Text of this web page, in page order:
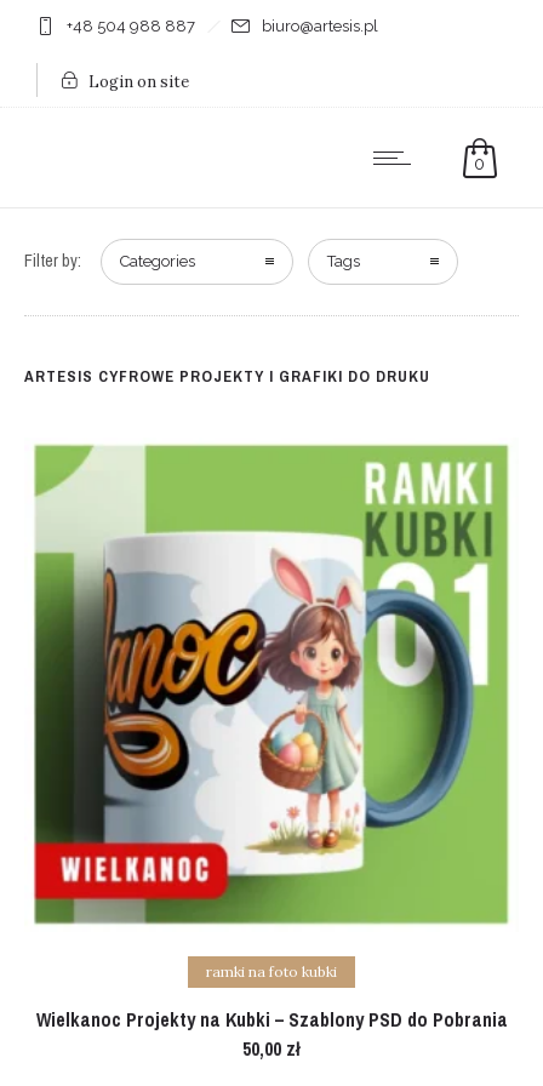
+48 504 988 887 biuro@artesis.pl
Login on site
0
Filter by: Categories Tags
ARTESIS CYFROWE PROJEKTY I GRAFIKI DO DRUKU
Add to cart
ramki na foto kubki
Wielkanoc Projekty na Kubki – Szablony PSD do Pobrania
50,00 zł